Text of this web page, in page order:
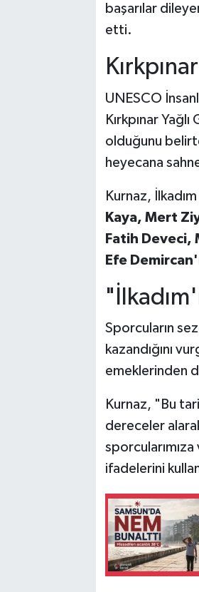
başarılar
etti.
UNESCO
Kırkpınar
olduğunu
heyecana
Kurnaz,
Kaya, Mert
Fatih Deveci,
Efe
Sporcuların
kazandığını
emeklerinden
Kurnaz, "Bu
dereceler
ifadelerini